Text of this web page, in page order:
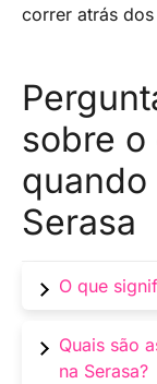
correr atrás
sobre
quando
Serasa
O que
Ter o
histórico
Quais são
na Serasa?